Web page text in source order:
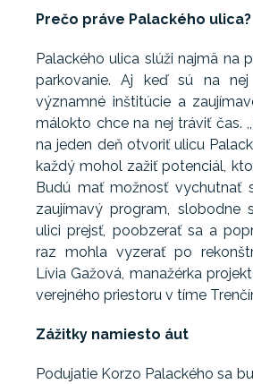
Prečo práve Palackého ulica?
Palackého ulica slúži najmä na
parkovanie. Aj keď sú na nej
významné inštitúcie a
málokto chce na nej tráviť čas.
na jeden deň otvoriť ulicu
každý mohol zažiť potenciál,
Budú mať možnosť vychutnať
zaujímavý program, slobodne
ulici prejsť, poobzerať sa a
raz mohla vyzerať po
Lívia Gažová, manažérka
verejného priestoru v tíme
Zážitky namiesto áut
Podujatie Korzo Palackého sa